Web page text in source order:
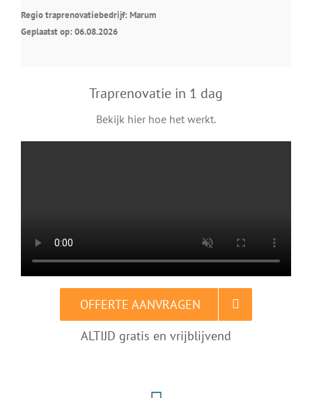
Regio traprenovatiebedrijf: Marum
Geplaatst op: 06.08.2026
Traprenovatie in 1 dag
Bekijk hier hoe het werkt.
OFFERTE AANVRAGEN
ALTIJD gratis en vrijblijvend